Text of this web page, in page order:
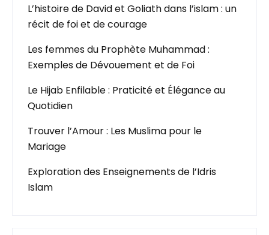
L’histoire de David et Goliath dans l’islam : un
récit de foi et de courage
Les femmes du Prophète Muhammad :
Exemples de Dévouement et de Foi
Le Hijab Enfilable : Praticité et Élégance au
Quotidien
Trouver l’Amour : Les Muslima pour le
Mariage
Exploration des Enseignements de l’Idris
Islam